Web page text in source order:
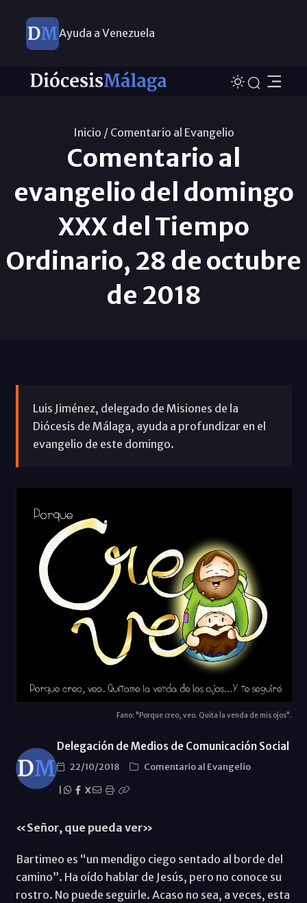
Ayuda a Venezuela
Inicio / Comentario al Evangelio
Comentario al
evangelio del domingo
XXX del Tiempo
Ordinario, 28 de octubre
de 2018
Luis Jiménez, delegado de Misiones de la
Diócesis de Málaga, ayuda a profundizar en el
evangelio de este domingo.
Fano: "Porque creo, veo. Quita la venda de mis ojos".
Delegación de Medios de Comunicación Social
22/10/2018
Comentario al Evangelio
X
«Señor, que pueda ver»
Bartimeo es “un mendigo ciego sentado al borde del
camino”. Ha oído hablar de Jesús, pero no conoce su
rostro. No puede seguirle. Acaso no sea, a veces, esta